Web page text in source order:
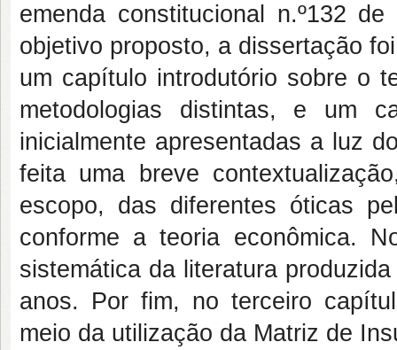
emenda constitucional n.º132
objetivo proposto, a dissertação
um capítulo introdutório sobre o
metodologias distintas, e um
inicialmente apresentadas a luz
feita uma breve
escopo, das diferentes óticas
conforme a teoria econômica.
sistemática da literatura
anos. Por fim, no terceiro
meio da utilização da Matriz de